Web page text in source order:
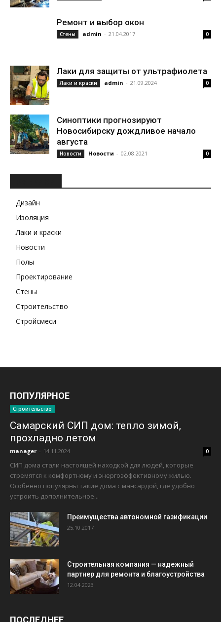
Ремонт и выбор окон
Стены admin - 21.04.2017 0
Лаки для защиты от ультрафиолета
Лаки и краски admin - 21.09.2024 0
Синоптики прогнозируют
Новосибирску дождливое начало
августа
Новости Новости - 02.08.2021 0
Дизайн
Изоляция
Лаки и краски
Новости
Полы
Проектирование
Стены
Строительство
Стройсмеси
ПОПУЛЯРНОЕ
Строительство
Самарский СИП дом: тепло зимой,
прохладно летом
manager - 14.11.2024 0
СИП дома стали настоящей находкой для людей, которые
стремятся к комфортному и энергоэффективному жилью.
Особенно популярны такие дома с мансардой, где удобно
устроить дополнительное...
Преимущества автономной газификации
25.10.2017
Строительная компания — надежный
партнер для ремонта и благоустройства
12.04.2023
ПОСЛЕДНЕЕ